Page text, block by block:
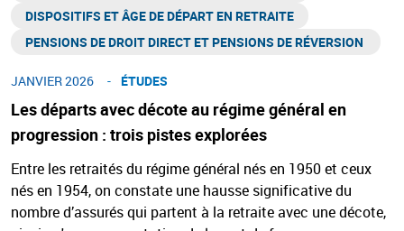
Les départs avec décote au régime général en
progression : trois pistes explorées
DISPOSITIFS ET ÂGE DE DÉPART EN RETRAITE​
PENSIONS DE DROIT DIRECT ET PENSIONS DE RÉVERSION ​
JANVIER 2026 ÉTUDES
Entre les retraités du régime général nés en 1950 et ceux
nés en 1954, on constate une hausse significative du
nombre d’assurés qui partent à la retraite avec une décote,